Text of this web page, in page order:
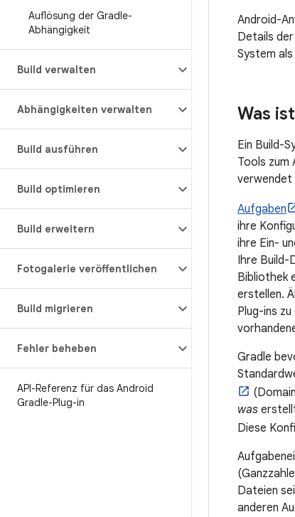
Auflösung der Gradle-
Abhängigkeit
Build verwalten
Abhängigkeiten verwalten
Build ausführen
Build optimieren
Build erweitern
Fotogalerie veröffentlichen
Build migrieren
Fehler beheben
API-Referenz für das Android
Gradle-Plug-in
Android-
Details
System
Was
Ein Build-
Tools zum
verwendet
Aufgaben
ihre
ihre Ein-
Ihre Build-
Bibliothek
erstellen.
Plug-ins
Gradle
was
Diese
Dateien
anderen